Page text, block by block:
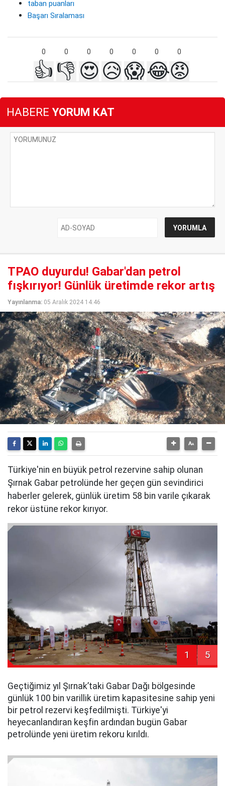
taban puanları
Başarı Sıralaması
0 0 0 0 0 0 0
👍 👎 😍😥😱😂😡
HABERE YORUM KAT
TPAO duyurdu! Gabar'dan petrol
fışkırıyor! Günlük üretimde rekor artış
Yayınlanma: 05 Aralık 2024 14:46
Türkiye'nin en büyük petrol rezervine sahip olunan
Şırnak Gabar petrolünde her geçen gün sevindirici
haberler gelerek, günlük üretim 58 bin varile çıkarak
rekor üstüne rekor kırıyor.
1 5
Geçtiğimiz yıl Şırnak’taki Gabar Dağı bölgesinde
günlük 100 bin varillik üretim kapasitesine sahip yeni
bir petrol rezervi keşfedilmişti. Türkiye'yi
heyecanlandıran keşfin ardından bugün Gabar
petrolünde yeni üretim rekoru kırıldı.